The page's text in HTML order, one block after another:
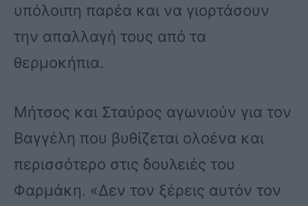
υπόλοιπη παρέα και να γιορτάσουν
την απαλλαγή τους από τα
θερμοκήπια.
Μήτσος και Σταύρος αγωνιούν για τον
Βαγγέλη που βυθίζεται ολοένα και
περισσότερο στις δουλειές του
Φαρμάκη. «Δεν τον ξέρεις αυτόν τον